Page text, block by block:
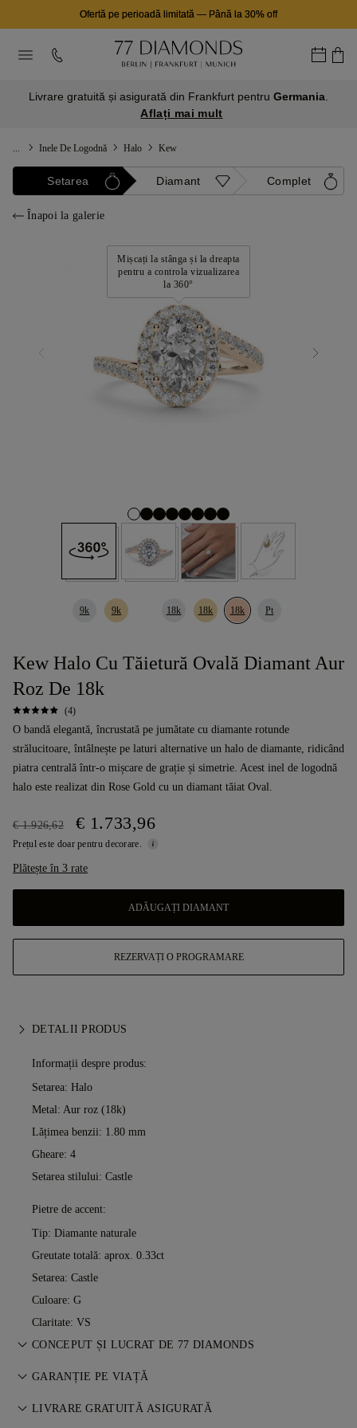
Ofertă pe perioadă limitată — Până la 30% off
Livrare gratuită și asigurată din Frankfurt pentru Germania
Aflați mai mult
Inele De Logodnă Halo Kew
Setarea Diamant Complet
Înapoi la galerie
Mișcați la stânga și la dreapta
pentru a controla vizualizarea
la 360°
9k 9k 18k 18k 18k Pt
Kew Halo Cu Tăietură Ovală Diamant Aur
Roz De 18k
(4)
O bandă elegantă, încrustată pe jumătate cu diamante rotunde
strălucitoare, întâlnește pe laturi alternative un halo de diamante, ridicând
piatra centrală într-o mișcare de grație și simetrie. Acest inel de logodnă
halo este realizat din Rose Gold cu un diamant tăiat Oval.
€ 1.926,62 € 1.733,96
Prețul este doar pentru decorare.
Plătește în 3 rate
ADĂUGAȚI DIAMANT
REZERVAȚI O PROGRAMARE
DETALII PRODUS
Informații despre produs:
Setarea: Halo
Metal: Aur roz (18k)
Lățimea benzii: 1.80 mm
Gheare: 4
Setarea stilului: Castle
Pietre de accent:
Tip: Diamante naturale
Greutate totală: aprox. 0.33ct
Setarea: Castle
Culoare: G
Claritate: VS
CONCEPUT ȘI LUCRAT DE 77 DIAMONDS
Arta bijuteriilor, perfecționată piesă cu piesă de maeștrii 77
GARANȚIE PE VIAȚĂ
Orice achiziție de la 77 Diamonds include o garanție pe viață
LIVRARE GRATUITĂ ASIGURATĂ